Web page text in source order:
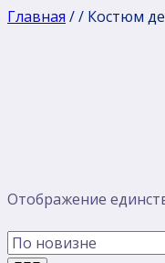
Главная // Костюм
Отображение